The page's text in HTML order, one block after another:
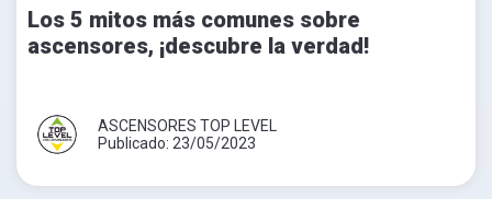
Los 5 mitos más comunes sobre
ascensores, ¡descubre la verdad!
ASCENSORES TOP LEVEL
Publicado: 23/05/2023